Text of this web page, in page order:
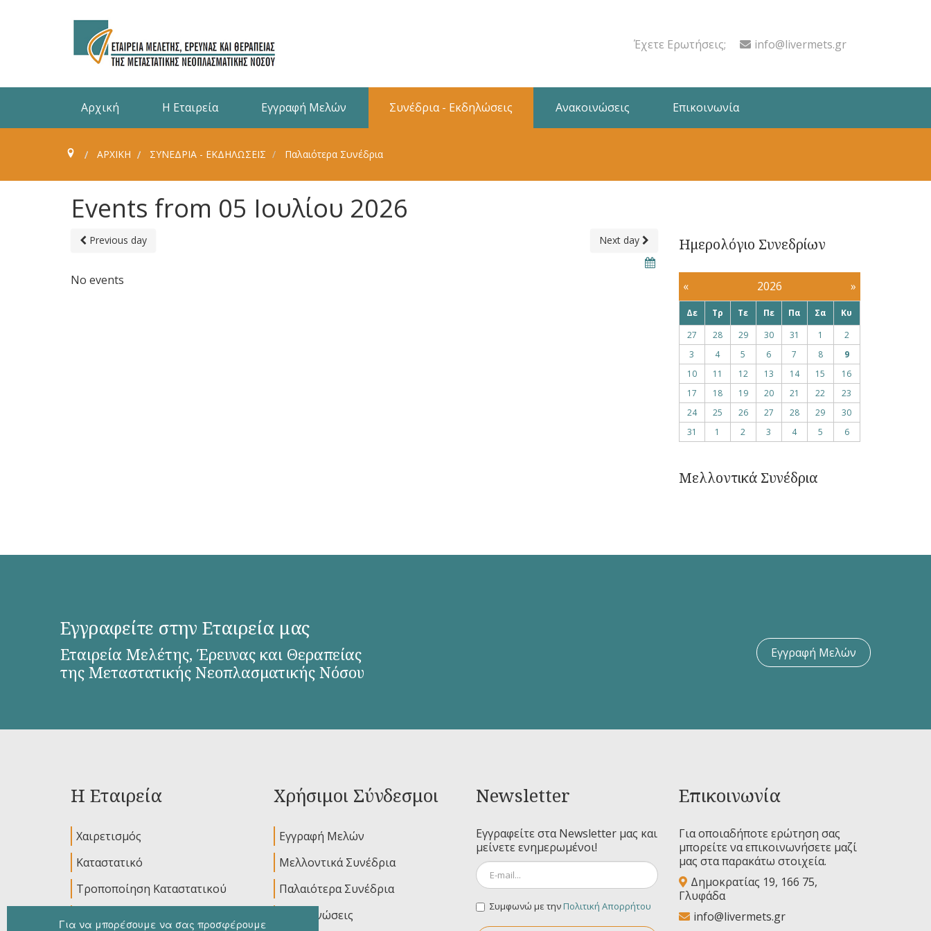
Έχετε Ερωτήσεις; info@livermets.gr
Αρχική Η Εταιρεία Εγγραφή Μελών Συνέδρια - Εκδηλώσεις Ανακοινώσεις Επικοινωνία
ΑΡΧΙΚΗ ΣΥΝΈΔΡΙΑ - ΕΚΔΗΛΏΣΕΙΣ Παλαιότερα Συνέδρια
Events from 05 Ιουλίου 2026
Previous day Next day
No events
Ημερολόγιο Συνεδρίων
« 2026 »
Δε Τρ Τε Πε Πα Σα
Κυ
27
28 29 30 31 1
2
3
4 5 6 7 8
9
10
11 12 13 14 15
16
17
18 19 20 21 22
23
24
25 26 27 28 29
30
31
1 2 3 4 5 6
Μελλοντικά Συνέδρια
Εγγραφείτε στην Εταιρεία μας
Εταιρεία Μελέτης, Έρευνας και Θεραπείας
της Μεταστατικής Νεοπλασματικής Νόσου
Εγγραφή Μελών
Η Εταιρεία
Χαιρετισμός
Καταστατικό
Τροποποίηση Καταστατικού
Χρήσιμοι Σύνδεσμοι
Εγγραφή Μελών
Μελλοντικά Συνέδρια
Παλαιότερα Συνέδρια
Ανακοινώσεις
Newsletter
Εγγραφείτε στα Newsletter μας και
μείνετε ενημερωμένοι!
Συμφωνώ με τηνΠολιτική Απορρήτου
Επικοινωνία
Για οποιαδήποτε ερώτηση σας
μπορείτε να επικοινωνήσετε μαζί
μας στα παρακάτω στοιχεία.
Δημοκρατίας 19, 166 75,
Γλυφάδα
info@livermets.gr
Για να μπορέσουμε να σας προσφέρουμε